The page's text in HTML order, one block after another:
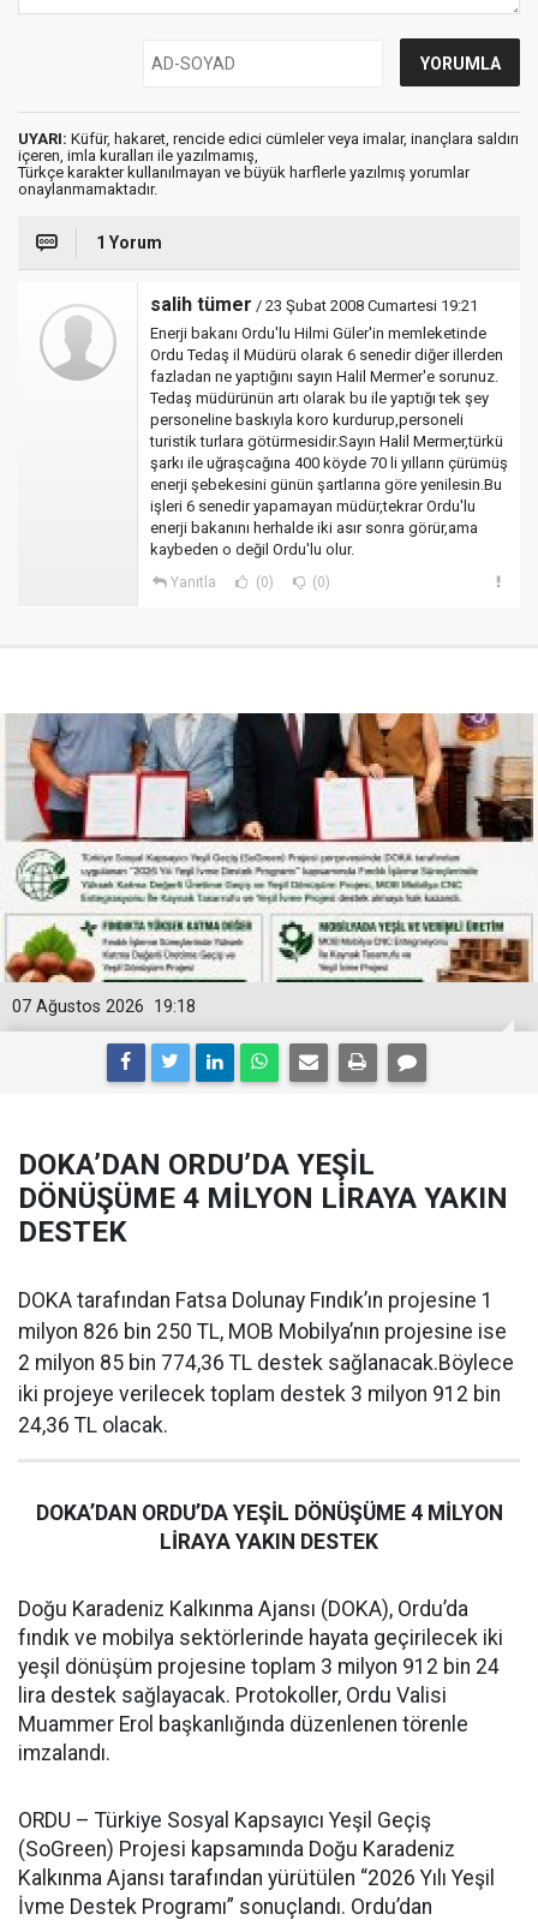
UYARI: Küfür, hakaret, rencide edici cümleler veya imalar, inançlara saldırı
içeren, imla kuralları ile yazılmamış,
Türkçe karakter kullanılmayan ve büyük harflerle yazılmış yorumlar
onaylanmamaktadır.
1 Yorum
salih tümer / 23 Şubat 2008 Cumartesi 19:21
Enerji bakanı Ordu'lu Hilmi Güler'in memleketinde
Ordu Tedaş il Müdürü olarak 6 senedir diğer illerden
fazladan ne yaptığını sayın Halil Mermer'e sorunuz.
Tedaş müdürünün artı olarak bu ile yaptığı tek şey
personeline baskıyla koro kurdurup,personeli
turistik turlara götürmesidir.Sayın Halil Mermer,türkü
şarkı ile uğraşcağına 400 köyde 70 li yılların çürümüş
enerji şebekesini günün şartlarına göre yenilesin.Bu
işleri 6 senedir yapamayan müdür,tekrar Ordu'lu
enerji bakanını herhalde iki asır sonra görür,ama
kaybeden o değil Ordu'lu olur.
Yanıtla (0) (0)
19:18
07 Ağustos 2026
DOKA’DAN ORDU’DA YEŞİL
DÖNÜŞÜME 4 MİLYON LİRAYA YAKIN
DESTEK
DOKA tarafından Fatsa Dolunay Fındık’ın projesine 1
milyon 826 bin 250 TL, MOB Mobilya’nın projesine ise
2 milyon 85 bin 774,36 TL destek sağlanacak.Böylece
iki projeye verilecek toplam destek 3 milyon 912 bin
24,36 TL olacak.
DOKA’DAN ORDU’DA YEŞİL DÖNÜŞÜME 4 MİLYON
LİRAYA YAKIN DESTEK
Doğu Karadeniz Kalkınma Ajansı (DOKA), Ordu’da
fındık ve mobilya sektörlerinde hayata geçirilecek iki
yeşil dönüşüm projesine toplam 3 milyon 912 bin 24
lira destek sağlayacak. Protokoller, Ordu Valisi
Muammer Erol başkanlığında düzenlenen törenle
imzalandı.
ORDU – Türkiye Sosyal Kapsayıcı Yeşil Geçiş
(SoGreen) Projesi kapsamında Doğu Karadeniz
Kalkınma Ajansı tarafından yürütülen “2026 Yılı Yeşil
İvme Destek Programı” sonuçlandı. Ordu’dan